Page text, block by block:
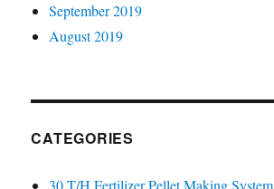
September 2019
August 2019
CATEGORIES
30 T/H Fertilizer Pellet Making System